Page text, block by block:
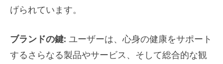
げられています。
ブランドの鍵: ユーザーは、心身の健康をサポート
するさらなる製品やサービス、そして総合的な観